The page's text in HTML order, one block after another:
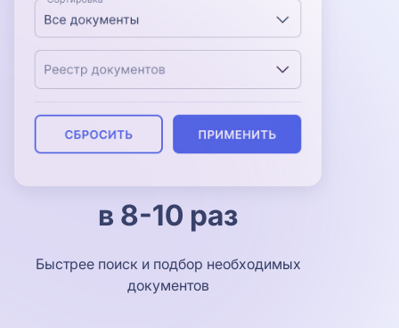
в 8-10 раз
Быстрее поиск и подбор необходимых
документов